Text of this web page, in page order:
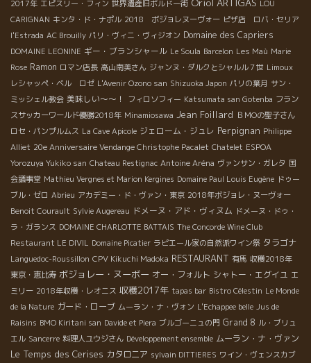
2017年 エピスリー・フィン 世界遺産旧ボルドー街 Oriol ARTIGAS LOU
CARIGNAN キンタ・ド・ナポル 2018 ボジョレヌーヴォー ピザ店 ロバ・セリア
l'Estrada AC Brouilly パリ・ヴィニ・ヴィジオン Domaine des Capriers
DOMAINE LEONINE ギー・ブランシャール Le Soula Barcelon Les Maù Marie
Rose Ramon ロマン店長 高山南美さん ジャンヌ・ダルクとシャルル７世 Limoux
レシャッペ・ベル ロゼ L'Avenir Ozono san Shizuoka Japon パリの葉月 サン・
ミッシェル教会 美味しい～～！ フィロソフィー Katsumata san Gotenba フラン
スサッカーワールド優勝2018年 Minamiosawa Jean Foillard ＢＭОの聖子さん
ロセ・パンプルムス La Cave Apicole ジェローム・ジュレ Perpignan Philippe
Alliet 20e Anniversaire Vendange Christophe Pacalet Chatelet ESPOA
Yorozuya Yukiko san Chateau Restignac Antoine Aréna ヴァンサン・ガレタ 国
会議事堂 Mathieu Vergnes et Marion Kergines Domaine Paul Louis Eugène ドゥー
ブル・ゼロ Abrieu アカデミー・ド・ヴァン・東京 2018年ボジョレ・ヌーヴォー
Benoit Courault Sylvie Augereau ドメーヌ・アド・ヴィヌム ドメーヌ・ドゥ・
ラ・ガランス DOMAINE CHARLOTTE BATTAIS The Concorde Wine Club
Restaurant LE DIVIL Domaine Picatier ラピエール家の自然派ワイン祭 タラゴナ
Languedoc-Roussillon CPV Kikuchi Madoka RESTAURANT 有馬 収穫2018年
東京・恵比寿 ボジョレー・ヌーボー オー・フォルト シャトー・エグイユ エ
ミリー 2018年収穫・レオニス 収穫2017年 tapas bar Bistro Célestin Le Monde
de la Nature ガード・ローブ ムーラン・ナ・ヴォン L'Echappee belle Jus de
Raisins BMO Kiritani san Davide et Piera ブルゴーニュの門 Grand 8 ル・ブリュ
エル Sancerre 料理人ユウジさん Développement ensemble ムーラン・ナ・ヴァン
Le Temps des Cerises カタロニア sylvain DITTIERES ワイン・ヴェンスカブ